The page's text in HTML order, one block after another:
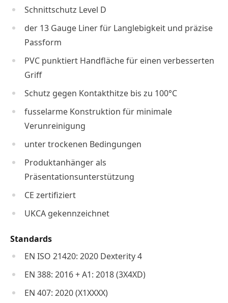
Schnittschutz Level D
der 13 Gauge Liner für Langlebigkeit und präzise
Passform
PVC punktiert Handfläche für einen verbesserten
Griff
Schutz gegen Kontakthitze bis zu 100°C
fusselarme Konstruktion für minimale
Verunreinigung
unter trockenen Bedingungen
Produktanhänger als
Präsentationsunterstützung
CE zertifiziert
UKCA gekennzeichnet
Standards
EN ISO 21420: 2020 Dexterity 4
EN 388: 2016 + A1: 2018 (3X4XD)
EN 407: 2020 (X1XXXX)